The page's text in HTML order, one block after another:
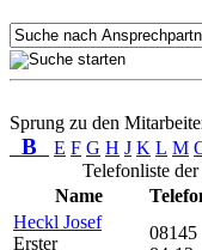
Sprung zu den
B E F G H J K L M
Telefonliste
Name
Heckl Josef
Erster
08145